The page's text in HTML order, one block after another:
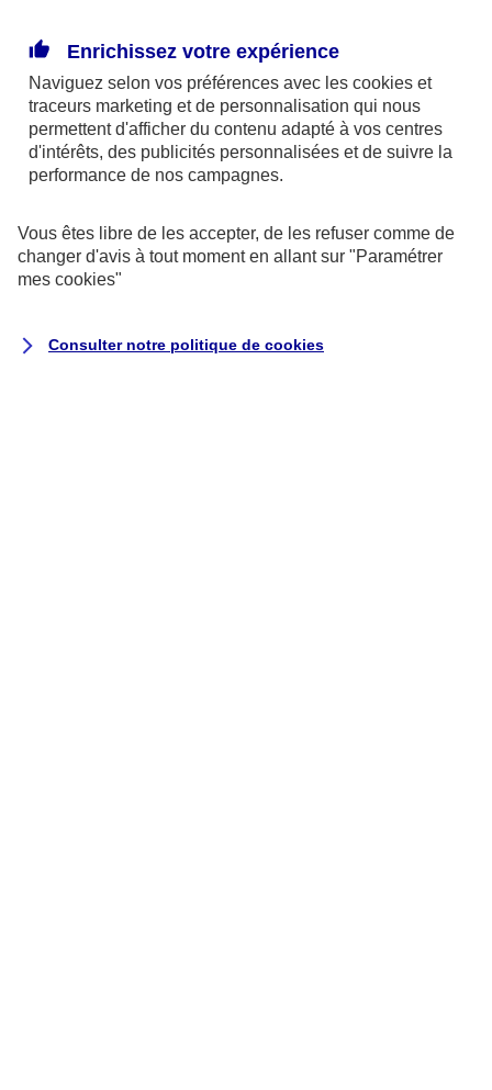
de sécurité sont essentielles. Parce que
protection rime avec prévention, voici
quelques conseils pour renforcer la sécurité
de votre ordinateur.
Enrichissez votre expérience
Naviguez selon vos préférences avec les cookies et
traceurs marketing et de personnalisation qui nous
permettent d'afficher du contenu adapté à vos centres
d'intérêts, des publicités personnalisées et de suivre la
performance de nos campagnes.
Vous êtes libre de les accepter, de les refuser comme de
changer d'avis à tout moment en allant sur "Paramétrer
mes cookies"
Consulter notre politique de cookies